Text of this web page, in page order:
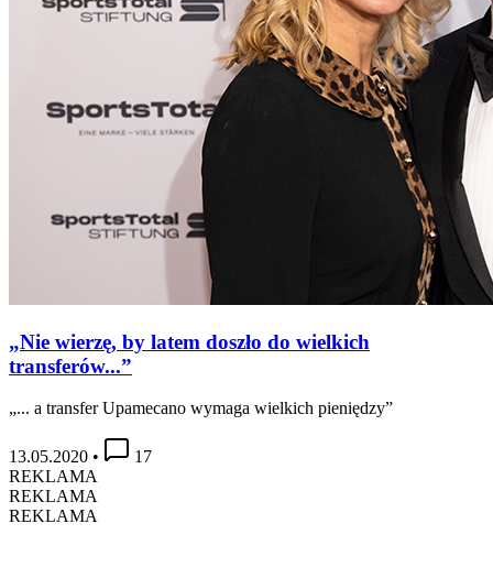
„Nie wierzę, by latem doszło do wielkich
transferów...”
„... a transfer Upamecano wymaga wielkich pieniędzy”
13.05.2020 •
17
REKLAMA
REKLAMA
REKLAMA